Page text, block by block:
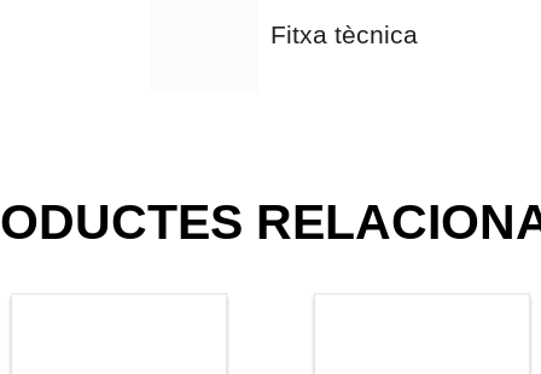
Fitxa tècnica